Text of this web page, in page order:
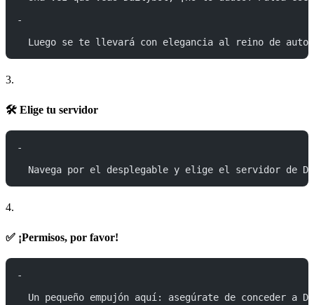
-
Luego se te llevará con elegancia al reino de
3.
🛠️ Elige tu servidor
-
Navega por el desplegable y elige el servidor de
4.
✅ ¡Permisos, por favor!
-
Un pequeño empujón aquí: asegúrate de conceder a